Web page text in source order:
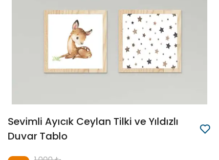
Sevimli Ayıcık Ceylan Tilki ve Yıldızlı
Duvar Tablo